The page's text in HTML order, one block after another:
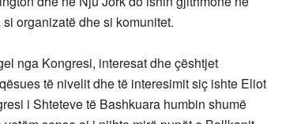
organizatë dhe si komunitet.
nga Kongresi, interesat dhe çështjet
të nivelit dhe të interesimit siç ishte Eliot
i Shteteve të Bashkuara humbin shumë